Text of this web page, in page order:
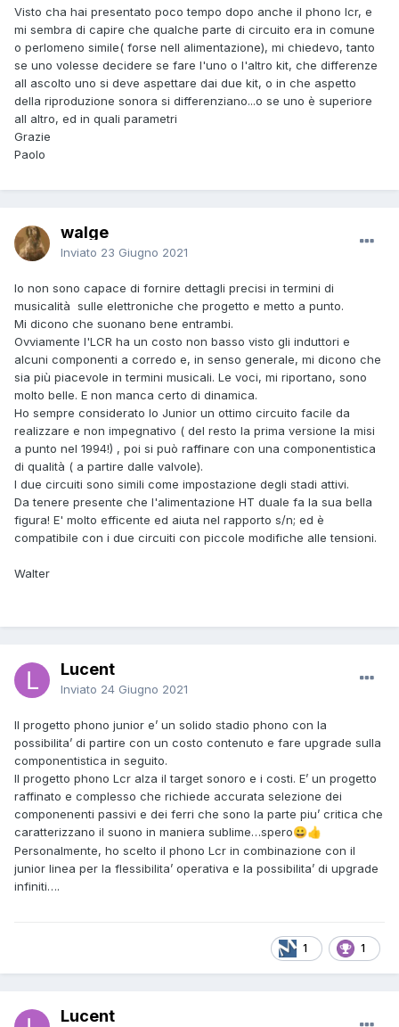
Visto cha hai presentato poco tempo dopo anche il phono lcr, e
mi sembra di capire che qualche parte di circuito era in comune
o perlomeno simile( forse nell alimentazione), mi chiedevo, tanto
se uno volesse decidere se fare l'uno o l'altro kit, che differenze
all ascolto uno si deve aspettare dai due kit, o in che aspetto
della riproduzione sonora si differenziano...o se uno è superiore
all altro, ed in quali parametri
Grazie
Paolo
walge
Inviato 23 Giugno 2021
Io non sono capace di fornire dettagli precisi in termini di
musicalità sulle elettroniche che progetto e metto a punto.
Mi dicono che suonano bene entrambi.
Ovviamente l'LCR ha un costo non basso visto gli induttori e
alcuni componenti a corredo e, in senso generale, mi dicono che
sia più piacevole in termini musicali. Le voci, mi riportano, sono
molto belle. E non manca certo di dinamica.
Ho sempre considerato lo Junior un ottimo circuito facile da
realizzare e non impegnativo ( del resto la prima versione la misi
a punto nel 1994!) , poi si può raffinare con una componentistica
di qualità ( a partire dalle valvole).
I due circuiti sono simili come impostazione degli stadi attivi.
Da tenere presente che l'alimentazione HT duale fa la sua bella
figura! E' molto efficente ed aiuta nel rapporto s/n; ed è
compatibile con i due circuiti con piccole modifiche alle tensioni.
Walter
Lucent
Inviato 24 Giugno 2021
Il progetto phono junior e’ un solido stadio phono con la
possibilita’ di partire con un costo contenuto e fare upgrade sulla
componentistica in seguito.
Il progetto phono Lcr alza il target sonoro e i costi. E’ un progetto
raffinato e complesso che richiede accurata selezione dei
componenenti passivi e dei ferri che sono la parte piu’ critica che
caratterizzano il suono in maniera sublime…spero😀👍
Personalmente, ho scelto il phono Lcr in combinazione con il
junior linea per la flessibilita’ operativa e la possibilita’ di upgrade
infiniti….
1 1
Lucent